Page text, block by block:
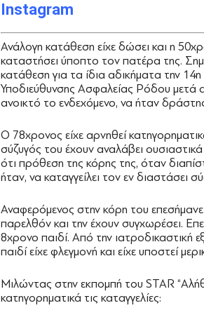
Instagram
Ανάλογη κατάθεση είχε δώσει και η
καταστήσει ύποπτο τον πατέρα της.
κατάθεση για τα ίδια αδικήματα την
Υποδιεύθυνσης Ασφαλείας Ρόδου
ανοικτό το ενδεχόμενο, να ήταν
Ο 78χρονος είχε αρνηθεί
σύζυγός του έχουν αναλάβει
ότι πρόθεση της κόρης της, όταν
ήταν, να καταγγείλει τον εν διαστάσει
Αναφερόμενος στην κόρη του
παρελθόν και την έχουν συγχωρέσει.
8χρονο παιδί. Από την ιατροδικαστική
παιδί είχε φλεγμονή και είχε υποστεί
Μιλώντας στην εκπομπή του STAR
κατηγορηματικά τις καταγγελίες: